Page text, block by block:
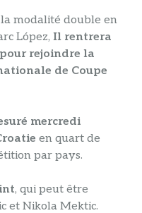
modalité double en
López, Il rentrera
rejoindre la
de Coupe
mercredi
en quart de
par pays.
, qui peut être
et Nikola Mektic.